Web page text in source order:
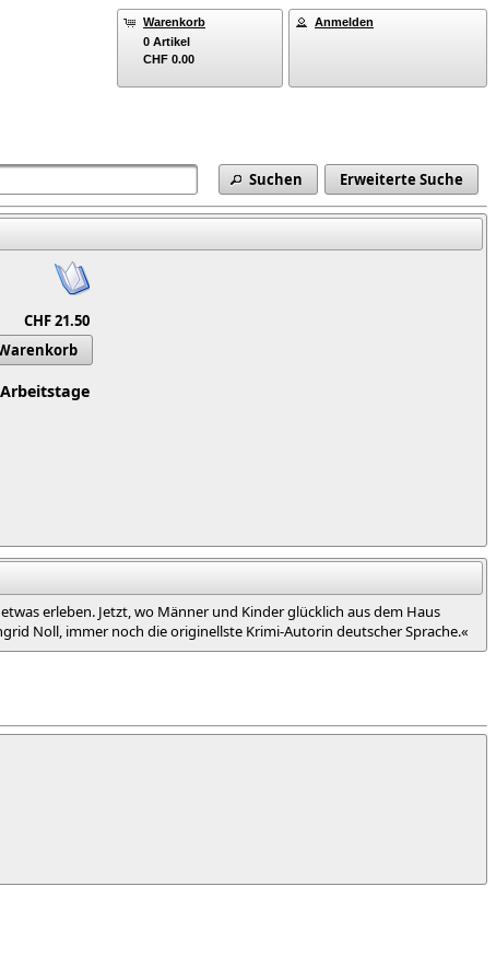
Warenkorb
0 Artikel
CHF 0.00
Anmelden
Suchen Erweiterte Suche
CHF 21.50
erleben. Jetzt, wo Männer und Kinder glücklich aus dem Haus
Noll, immer noch die originellste Krimi-Autorin deutscher Sprache.«